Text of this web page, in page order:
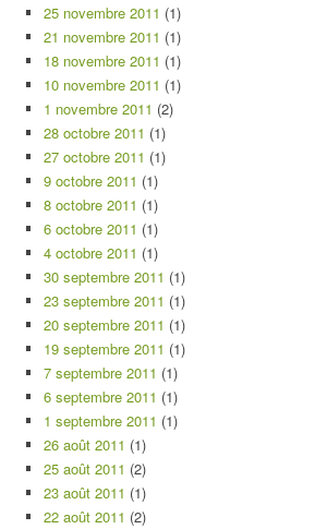
25 novembre 2011 (1)
21 novembre 2011 (1)
18 novembre 2011 (1)
10 novembre 2011 (1)
1 novembre 2011 (2)
28 octobre 2011 (1)
27 octobre 2011 (1)
9 octobre 2011 (1)
8 octobre 2011 (1)
6 octobre 2011 (1)
4 octobre 2011 (1)
30 septembre 2011 (1)
23 septembre 2011 (1)
20 septembre 2011 (1)
19 septembre 2011 (1)
7 septembre 2011 (1)
6 septembre 2011 (1)
1 septembre 2011 (1)
26 août 2011 (1)
25 août 2011 (2)
23 août 2011 (1)
22 août 2011 (2)